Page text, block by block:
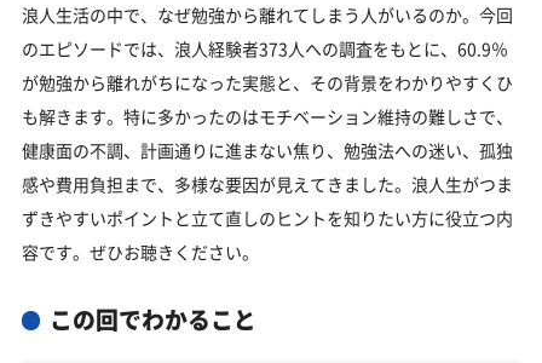
浪人生活の中で、なぜ勉強から離れてしまう人がいるのか。今回
のエピソードでは、浪人経験者373人への調査をもとに、60.9％
が勉強から離れがちになった実態と、その背景をわかりやすくひ
も解きます。特に多かったのはモチベーション維持の難しさで、
健康面の不調、計画通りに進まない焦り、勉強法への迷い、孤独
感や費用負担まで、多様な要因が見えてきました。浪人生がつま
ずきやすいポイントと立て直しのヒントを知りたい方に役立つ内
容です。ぜひお聴きください。
この回でわかること